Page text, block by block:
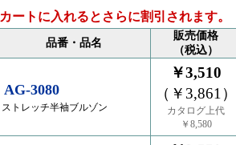
カートに入れるとさらに割引されます。
品番・品名
販売価格
（税込）
AG-3080
ストレッチ半袖ブルゾン
￥3,510
（￥3,861）
カタログ上代
￥8,580